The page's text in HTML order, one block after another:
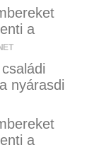
a
nyárasdi
a